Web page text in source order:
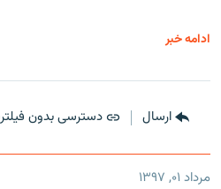
ادامه خبر
ارسال دسترسی بدون
مرداد ۰۱, ۱۳۹۷